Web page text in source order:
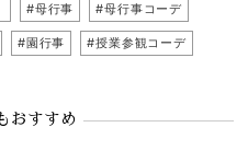
#母行事 #母行事コーデ
#園行事 #授業参観コーデ
おすすめ